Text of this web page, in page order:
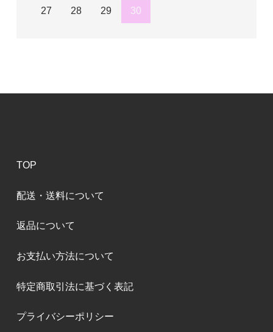
27 28 29 30
TOP
配送・送料について
返品について
お支払い方法について
特定商取引法に基づく表記
プライバシーポリシー